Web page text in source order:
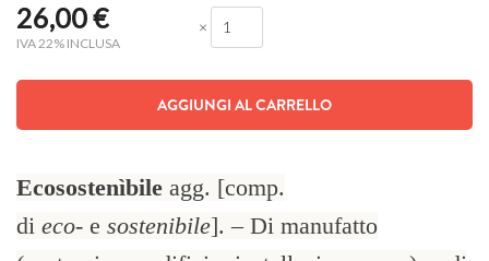
26,00€
IVA 22% INCLUSA
×
AGGIUNGI AL CARRELLO
Ecosostenìbile agg. [comp.
di eco- e sostenibile]. – Di manufatto